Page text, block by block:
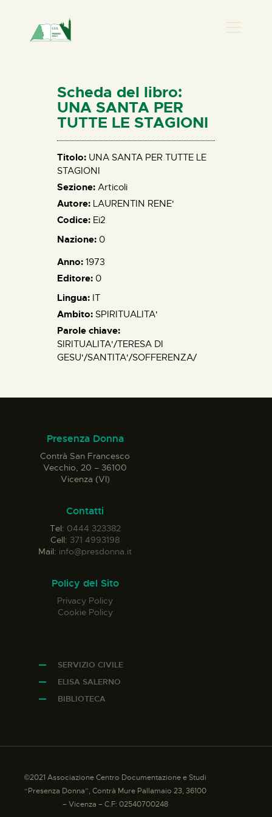
HOME
CHI SIAMO
NEWS
PERCORSI
BIBLIOTECA
ELISA SALERNO
CONTATTI
Scheda del libro:
UNA SANTA PER
TUTTE LE STAGIONI
Titolo: UNA SANTA PER TUTTE LE
STAGIONI
Sezione: Articoli
Autore: LAURENTIN RENE'
Codice: Ei2
Nazione: 0
Anno: 1973
Editore: 0
Lingua: IT
Ambito: SPIRITUALITA'
Parole chiave:
SIRITUALITA'/TERESA DI
GESU'/SANTITA'/SOFFERENZA/
Presenza Donna
Contrà San Francesco
Vecchio, 20 – 36100
Vicenza (VI)
Contatti
Tel: 0444 323382
Cell: 371 4993198
Mail: info@presdonna.it
Policy del Sito
Privacy Policy
Cookie Policy
SERVIZIO CIVILE
ELISA SALERNO
BIBLIOTECA
©2021 Associazione Centro Documentazione e Studi
“Presenza Donna”, Contrà Mure Pallamaio 23, 36100
– Vicenza – C.F: 02540700248